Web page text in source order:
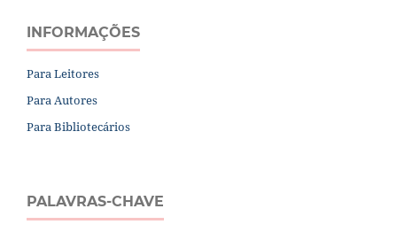
INFORMAÇÕES
Para Leitores
Para Autores
Para Bibliotecários
PALAVRAS-CHAVE